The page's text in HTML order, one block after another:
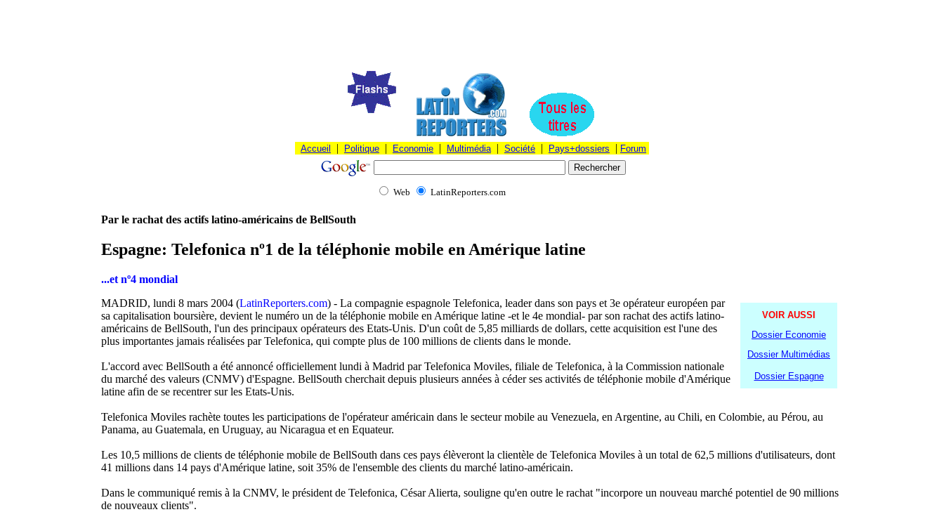
Accueil | Politique | Economie | Multimédia | Société | Pays+dossiers | Forum
Web LatinReporters.com
Par le rachat des actifs latino-américains de BellSouth
Espagne: Telefonica nº1 de la téléphonie mobile en Amérique latine
...et nº4 mondial
VOIR AUSSI
Dossier Economie
Dossier Multimédias
Dossier Espagne
MADRID, lundi 8 mars 2004 (LatinReporters.com) - La compagnie espagnole Telefonica, leader dans son pays et 3e opérateur européen par
sa capitalisation boursière, devient le numéro un de la téléphonie mobile en Amérique latine -et le 4e mondial- par son rachat des actifs latino-
américains de BellSouth, l'un des principaux opérateurs des Etats-Unis. D'un coût de 5,85 milliards de dollars, cette acquisition est l'une des
plus importantes jamais réalisées par Telefonica, qui compte plus de 100 millions de clients dans le monde.
L'accord avec BellSouth a été annoncé officiellement lundi à Madrid par Telefonica Moviles, filiale de Telefonica, à la Commission nationale
du marché des valeurs (CNMV) d'Espagne. BellSouth cherchait depuis plusieurs années à céder ses activités de téléphonie mobile d'Amérique
latine afin de se recentrer sur les Etats-Unis.
Telefonica Moviles rachète toutes les participations de l'opérateur américain dans le secteur mobile au Venezuela, en Argentine, au Chili, en Colombie, au Pérou, au
Panama, au Guatemala, en Uruguay, au Nicaragua et en Equateur.
Les 10,5 millions de clients de téléphonie mobile de BellSouth dans ces pays élèveront la clientèle de Telefonica Moviles à un total de 62,5 millions d'utilisateurs, dont
41 millions dans 14 pays d'Amérique latine, soit 35% de l'ensemble des clients du marché latino-américain.
Dans le communiqué remis à la CNMV, le président de Telefonica, César Alierta, souligne qu'en outre le rachat "incorpore un nouveau marché potentiel de 90 millions
de nouveaux clients".